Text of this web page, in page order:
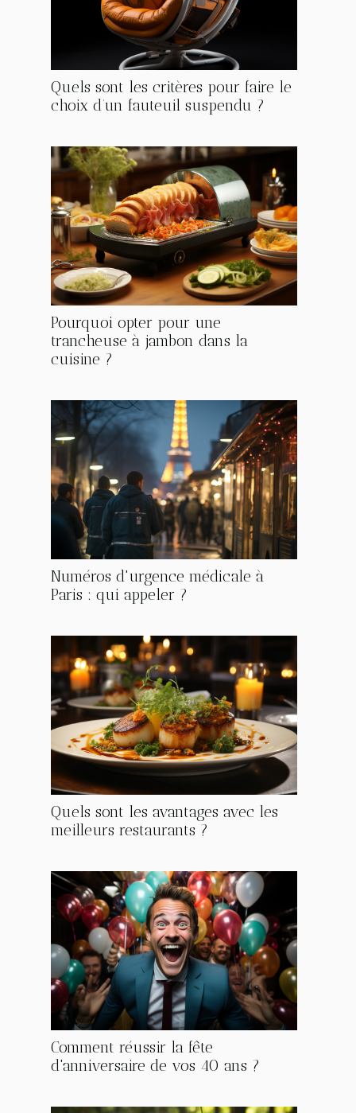
Quels sont les critères pour faire le
choix d’un fauteuil suspendu ?
Pourquoi opter pour une
trancheuse à jambon dans la
cuisine ?
Numéros d'urgence médicale à
Paris : qui appeler ?
Quels sont les avantages avec les
meilleurs restaurants ?
Comment réussir la fête
d'anniversaire de vos 40 ans ?